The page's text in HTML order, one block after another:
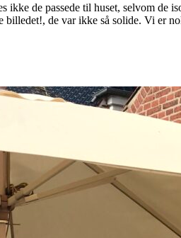
de passede til huset, selvom de
de var ikke så solide. Vi er